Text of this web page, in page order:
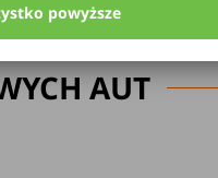
AUT
powyższe